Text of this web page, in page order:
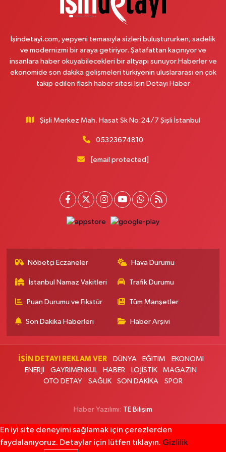
Çemberlitaş Eczanesi
Binbirdirek Mahallesi Peykane Caddesi 25 A
0 (212) 590 90 09 Yol Tarifi Al
Naciye Eczanesi
Esentepe Mahallesi 2388. Sokak 8 A 38 NOLU ASM YANI - ESENTEPE
MERKEZ CAMİNİN ORDAKİ GÜVEN KASABIN KARŞI SOKAĞINDA
Mehmet Nesih Özmen Mahallesi Zeki Sokak No:28 A MEVLANA FIRININ
Burak Eczanesi
Cevizlik Mahallesi Kırmızı Şebboy Sokak 15 A UZMANLAR TIP MERKEZİ
Nida Eczanesi
PAZAR PAZARI YANI
0 (212) 924 49 68 Yol Tarifi Al
Lotus Eczanesi
SİTESİ ALTI
0 (212) 999 94 72 Yol Tarifi Al
Ali Emre Eczanesi
İşindetayi.com, yepyeni temasıyla sizleri buluştururken, sadelik
ve modernizmi bir araya getiriyor. Şatafattan kaçınıyor ve
insanlara haber okuyabilecekleri bir altyapı sunuyor.Haberler ve
ekonomide son dakika gelişmeleri türkiyenin uluslararası en çok
takip edilen flash haber sitesi İşin Detayı Haber
Şişli Merkez Mah. Hasat Sk No:24/7 Şişli İstanbul
05323674810
[email protected]
Nöbetçi Eczaneler Hava Durumu
İstanbul Namaz Vakitleri Trafik Durumu
Puan Durumu ve Fikstür Tüm Manşetler
Son Dakika Haberleri Haber Arşivi
İŞİN DETAYI REKLAM VER DÜNYA EĞİTİM
EKONOMİ
ENERJİ
GAYRİMENKUL HABER LOJİSTİK
MAGAZİN
OTO DETAY
SAĞLIK SON DAKİKA SPOR
Haber Yazılımı: TE Bilişim
En iyi site deneyimi sağlamak için çerezlerden
faydalanıyoruz. Detaylar için lütfen tıklayın. Gizlilik